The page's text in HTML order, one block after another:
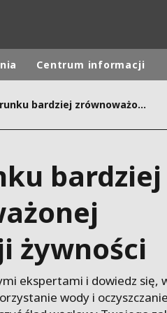
Regional
BELGIUM
DENMARK
DEUTSCHLAND
ESPAÑA
FINLAND
Centrum informacji
W kierunku bardziej zrównoważonej produkcji żywności
bardziej
żywności
ekspertami i dowiedz się,
wody i oczyszczanie